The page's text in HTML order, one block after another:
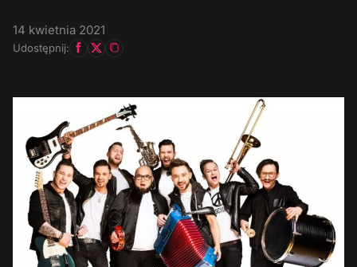
14 kwietnia 2021
Udostępnij: